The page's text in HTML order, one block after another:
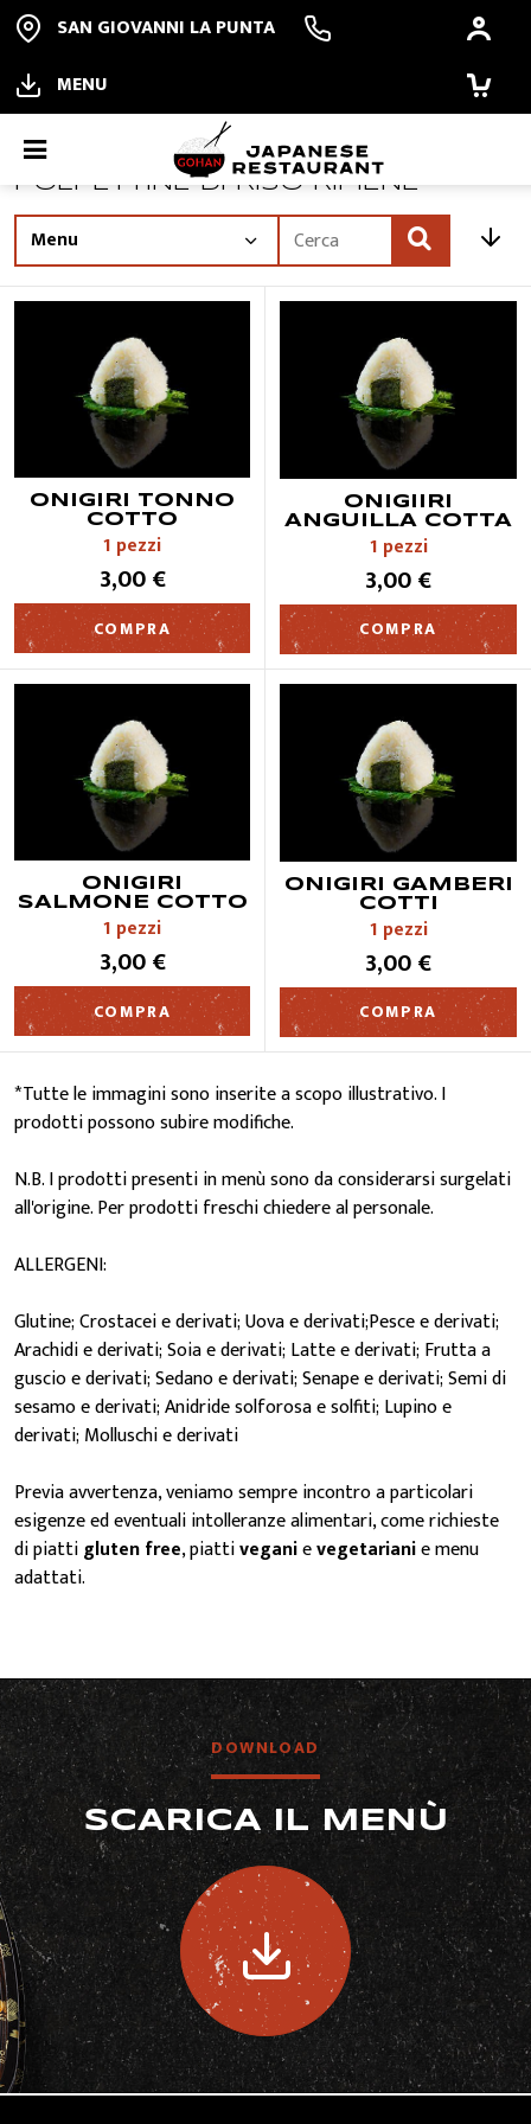
SAN GIOVANNI LA PUNTA
MENU
ORDINA ONLINE
PRENOTA
ALL YOU CAN EAT
RISTORANTE
CONTATTI
ONIGIRI おにぎり
POLPETTINE DI RISO RIPIENE
Offerte
ONIGIRI TONNO
COTTO
1 pezzi
3,00 €
COMPRA
ONIGIIRI
ANGUILLA COTTA
1 pezzi
3,00 €
COMPRA
ONIGIRI
SALMONE COTTO
1 pezzi
3,00 €
COMPRA
ONIGIRI GAMBERI
COTTI
1 pezzi
3,00 €
COMPRA
*Tutte le immagini sono inserite a scopo illustrativo. I
prodotti possono subire modifiche.
N.B. I prodotti presenti in menù sono da considerarsi surgelati
all'origine. Per prodotti freschi chiedere al personale.
ALLERGENI:
Glutine; Crostacei e derivati; Uova e derivati;Pesce e derivati;
Arachidi e derivati; Soia e derivati; Latte e derivati; Frutta a
guscio e derivati; Sedano e derivati; Senape e derivati; Semi di
sesamo e derivati; Anidride solforosa e solfiti; Lupino e
derivati; Molluschi e derivati
Previa avvertenza, veniamo sempre incontro a particolari
esigenze ed eventuali intolleranze alimentari, come richieste
di piattigluten free, piattiveganievegetarianie menu
adattati.
DOWNLOAD
SCARICA IL MENÙ